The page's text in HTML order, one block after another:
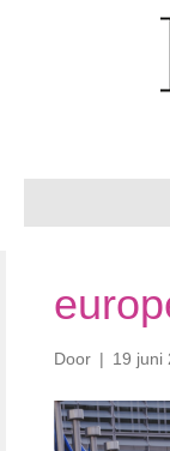
Door | 19 juni